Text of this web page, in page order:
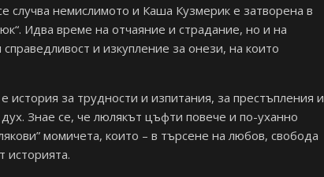
случва немислимото и Каша Кузмерик е затворена в
Идва време на отчаяние и страдание, но и на
и изкупление за онези, на които
за трудности и изпитания, за престъпления и
Знае се, че люлякът цъфти повече и по-уханно
момичета, които – в търсене на любов, свобода
историята.